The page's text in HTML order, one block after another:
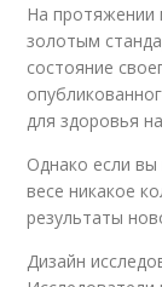
На протяжении
золотым
состояние
для здоровья
Однако если вы
весе никакое
результаты
Дизайн